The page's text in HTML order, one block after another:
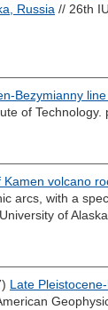
Russia // 26th
Bezymianny
of Technology.
volcano
arcs, with a
of
Late